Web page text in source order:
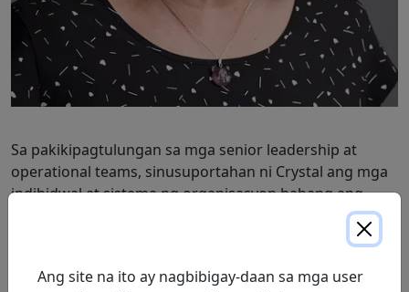
Sa pakikipagtulungan sa mga senior leadership at
operational teams, sinusuportahan ni Crystal ang mga
indibidwal at sistema ng organisasyon habang ang
ProResp ay nagsusumikap na patuloy na bumuo ng
isang lugar ng trabaho kung saan ang mga empleyado
motibasyon na magbigay ng de-kalidad na
Ang site na ito ay nagbibigay-daan sa mga user